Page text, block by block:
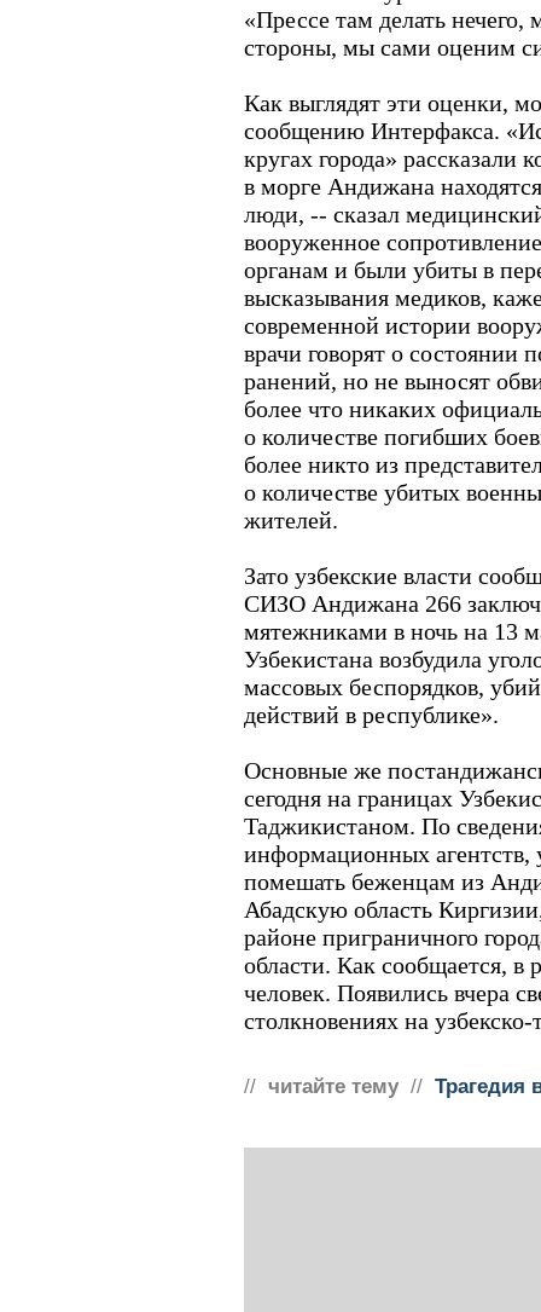
«Прессе там делать
стороны, мы сами оценим
Как выглядят эти оценки,
сообщению Интерфакса.
кругах города» рассказали
в морге Андижана
люди, -- сказал
вооруженное
органам и были убиты в
высказывания медиков,
современной истории
врачи говорят о состоянии
ранений, но не выносят
более что никаких
о количестве погибших
более никто из
о количестве убитых
жителей.
Зато узбекские власти
СИЗО Андижана 266
мятежниками в ночь на 13
Узбекистана возбудила
массовых беспорядков,
действий в республике».
Основные же
сегодня на границах
Таджикистаном. По
информационных агентств,
помешать беженцам из
Абадскую область
районе приграничного
области. Как сообщается, в
человек. Появились вчера
столкновениях на
// читайте тему // Трагедия